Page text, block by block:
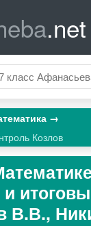
.net
Козлов
В.В.,